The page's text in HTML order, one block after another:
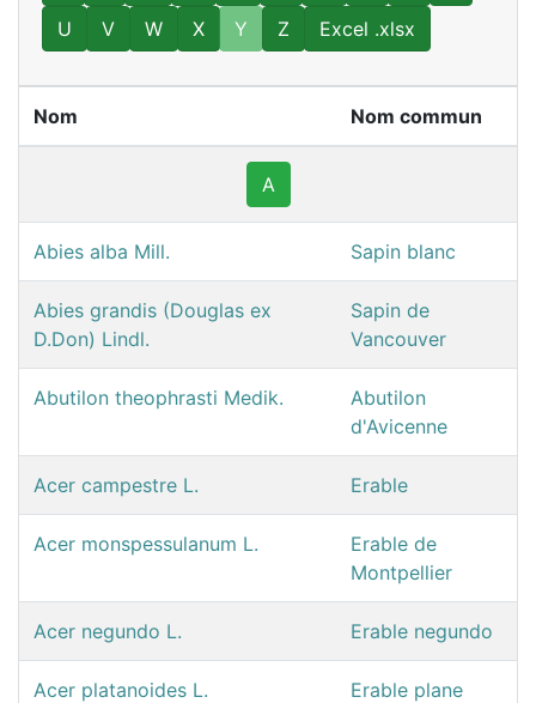
U
V W X Y Z Excel .xlsx
Nom Nom commun
A
Abies alba Mill. Sapin blanc
Abies grandis (Douglas ex
D.Don) Lindl.
Sapin de
Vancouver
Abutilon theophrasti Medik.
Abutilon
d'Avicenne
Acer campestre L. Erable
Acer monspessulanum L.
Erable de
Montpellier
Acer negundo L. Erable negundo
Acer platanoides L. Erable plane